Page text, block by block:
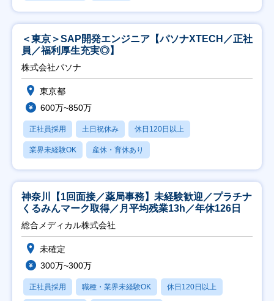
＜東京＞SAP開発エンジニア【パソナXTECH／正社
員／福利厚生充実◎】
株式会社パソナ
東京都
600万~850万
正社員採用 土日祝休み 休日120日以上
業界未経験OK 産休・育休あり
神奈川【1回面接／薬局事務】未経験歓迎／プラチナ
くるみんマーク取得／月平均残業13h／年休126日
総合メディカル株式会社
未確定
300万~300万
正社員採用 職種・業界未経験OK 休日120日以上